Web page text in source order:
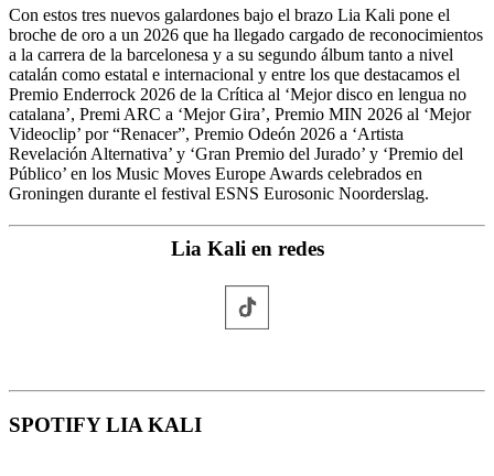
Con estos tres nuevos galardones bajo el brazo Lia Kali pone el
broche de oro a un 2026 que ha llegado cargado de reconocimientos
a la carrera de la barcelonesa y a su segundo álbum tanto a nivel
catalán como estatal e internacional y entre los que destacamos el
Premio Enderrock 2026 de la Crítica al ‘Mejor disco en lengua no
catalana’, Premi ARC a ‘Mejor Gira’, Premio MIN 2026 al ‘Mejor
Videoclip’ por “Renacer”, Premio Odeón 2026 a ‘Artista
Revelación Alternativa’ y ‘Gran Premio del Jurado’ y ‘Premio del
Público’ en los Music Moves Europe Awards celebrados en
Groningen durante el festival ESNS Eurosonic Noorderslag.
Lia Kali en redes
SPOTIFY LIA KALI